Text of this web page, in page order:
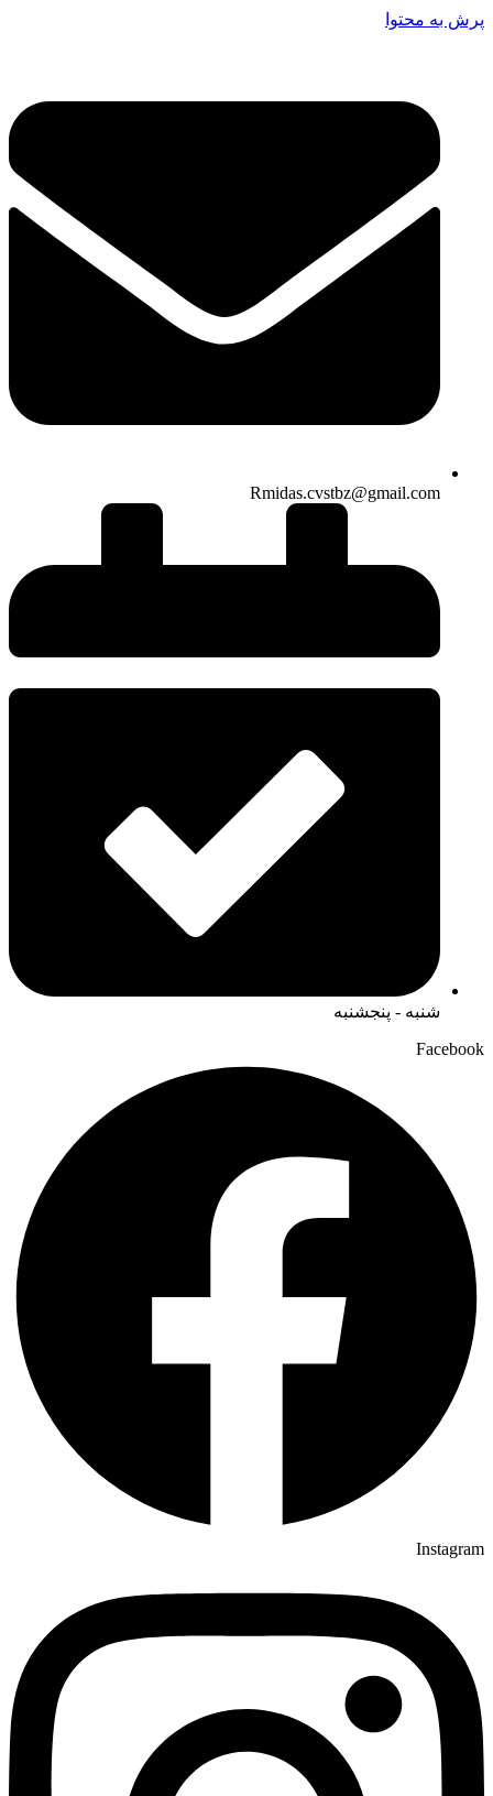
پرش به محتوا
Rmidas.cvstbz@gmail.com
شنبه - پنجشنبه
Facebook
Instagram